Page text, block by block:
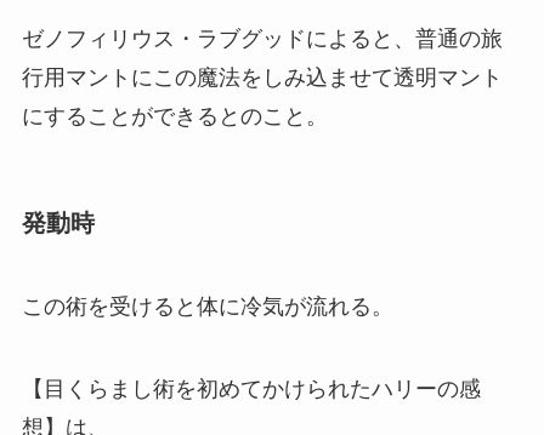
ゼノフィリウス・ラブグッドによると、普通の旅
行用マントにこの魔法をしみ込ませて透明マント
にすることができるとのこと。
発動時
この術を受けると体に冷気が流れる。
【目くらまし術を初めてかけられたハリーの感
想】は、